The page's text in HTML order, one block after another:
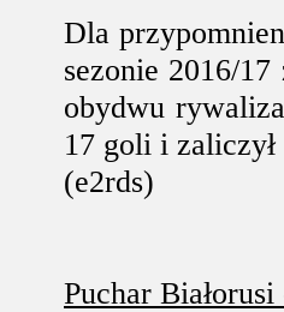
Dla
sezonie 2016/
obydwu
17 goli i zaliczył
(e2rds)
Puchar